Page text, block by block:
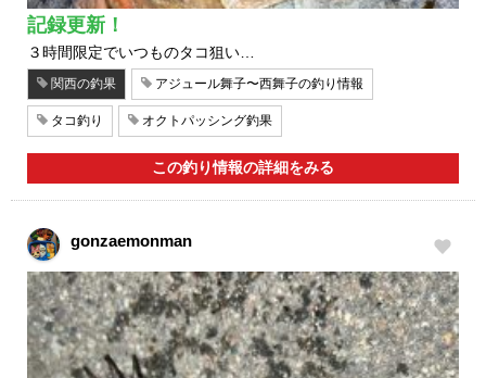
記録更新！
３時間限定でいつものタコ狙い…
関西の釣果 アジュール舞子〜西舞子の釣り情報
タコ釣り オクトパッシング釣果
この釣り情報の詳細をみる
gonzaemonman